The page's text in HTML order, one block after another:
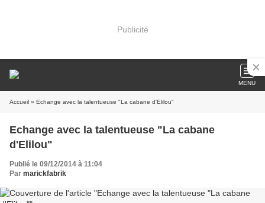
Publicité
MENU
Accueil » Echange avec la talentueuse "La cabane d'Elilou"
Echange avec la talentueuse "La cabane
d'Elilou"
Publié le 09/12/2014 à 11:04
Par marickfabrik